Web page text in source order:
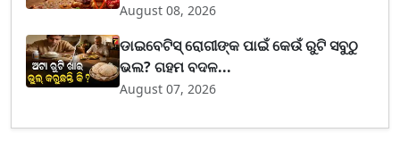
August 08, 2026
ଡାଇବେଟିସ୍ ରୋଗୀଙ୍କ ପାଇଁ କେଉଁ ରୁଟି ସବୁଠୁ
ଭଲ? ଗହମ ବଦଳ...
August 07, 2026